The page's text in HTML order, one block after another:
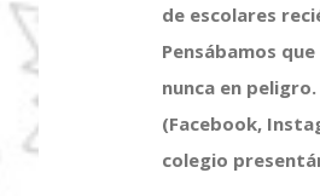
de escolares
Pensábamos
nunca en
(Facebook,
colegio